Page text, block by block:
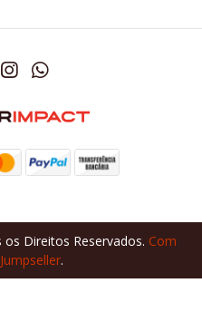
Direitos Reservados. Com
.